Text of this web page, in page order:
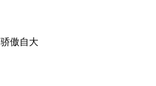
骄傲自大